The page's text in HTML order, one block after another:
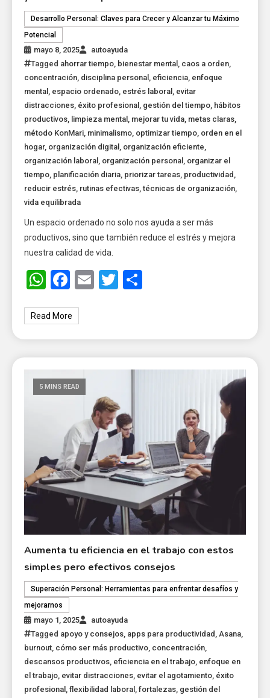
Desarrollo Personal: Claves para Crecer y Alcanzar tu Máximo
Potencial
mayo 8, 2025
autoayuda
Tagged ahorrar tiempo bienestar mental caos a orden
concentración disciplina personal eficiencia enfoque
mental
espacio ordenado estrés laboral
evitar
distracciones éxito profesional gestión del tiempo hábitos
productivos
limpieza mental mejorar tu vida metas claras
método KonMari minimalismo optimizar tiempo orden en el
hogar, organización digital organización eficiente
organización laboral
organización personal
organizar el
tiempo planificación diaria priorizar tareas productividad
reducir estrés rutinas efectivas ,técnicas de organización
vida equilibrada
Un espacio ordenado no solo nos ayuda a ser más
productivos, sino que también reduce el estrés y mejora
nuestra calidad de vida.
WhatsApp
Facebook
EmailTwitter
Read More
5 MINS READ
Aumenta tu eficiencia en el trabajo con estos
simples pero efectivos consejos
Superación Personal: Herramientas para enfrentar desafíos y
mejorarnos
mayo 1, 2025
autoayuda
Tagged apoyo y consejos, apps para productividad ,Asana,
burnout, cómo ser más productivo, concentración,
descansos productivos, eficiencia en el trabajo, enfoque en
el trabajo, evitar distracciones, evitar el agotamiento, éxito
profesional ,flexibilidad laboral ,fortalezas, gestión del